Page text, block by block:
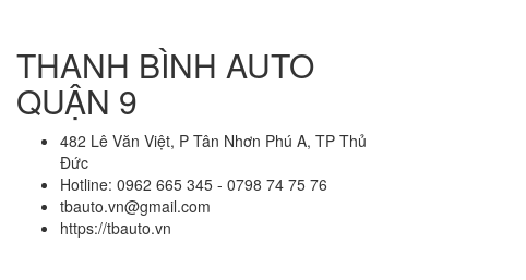
THANH BÌNH AUTO
QUẬN 9
482 Lê Văn Việt, P Tân Nhơn Phú A, TP Thủ
Đức
Hotline: 0962 665 345 - 0798 74 75 76
tbauto.vn@gmail.com
https://tbauto.vn